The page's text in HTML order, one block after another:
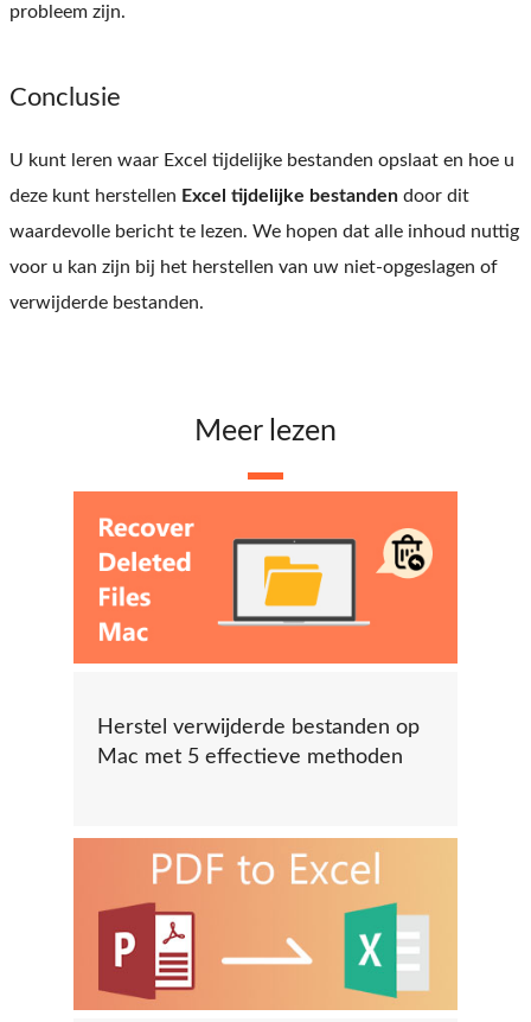
probleem zijn.
Conclusie
U kunt leren waar Excel tijdelijke bestanden opslaat en hoe u
deze kunt herstellen Excel tijdelijke bestanden door dit
waardevolle bericht te lezen. We hopen dat alle inhoud nuttig
voor u kan zijn bij het herstellen van uw niet-opgeslagen of
verwijderde bestanden.
Meer lezen
Herstel verwijderde bestanden op
Mac met 5 effectieve methoden